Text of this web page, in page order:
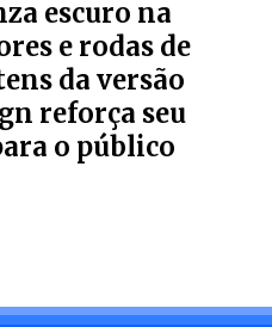
escuro na
e rodas de
da versão
reforça seu
o público